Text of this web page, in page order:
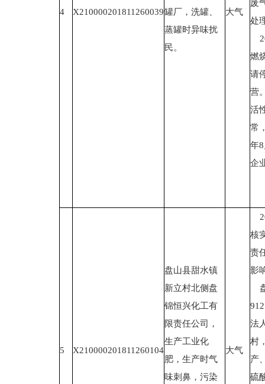
4 X210000201811260039罐厂，洗罐、
蒸罐时异味扰
民。
大气
废
处
燃
请
营
活
常
年
企
5 X210000201811260104
盘山县甜水镇
新立村北侧盘
锦恒兴化工有
限责任公司，
生产工业化
肥，生产时气
味刺鼻，污染
大气
核
责
影
法
村
产
硫